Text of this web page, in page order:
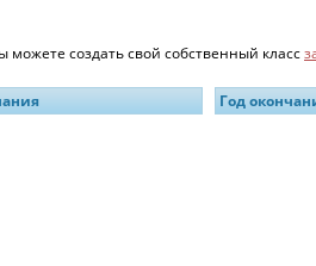
создать свой собственный класс
Год